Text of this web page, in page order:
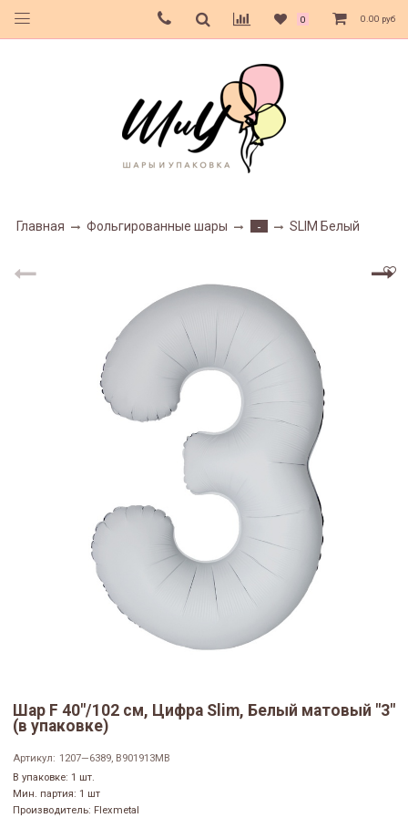
0 0.00 руб
Главная Фольгированные шары - SLIM Белый
Шар F 40"/102 см, Цифра Slim, Белый матовый "3"
(в упаковке)
Артикул: 1207—6389, B901913MB
В упаковке: 1 шт.
Мин. партия: 1 шт
Производитель: Flexmetal